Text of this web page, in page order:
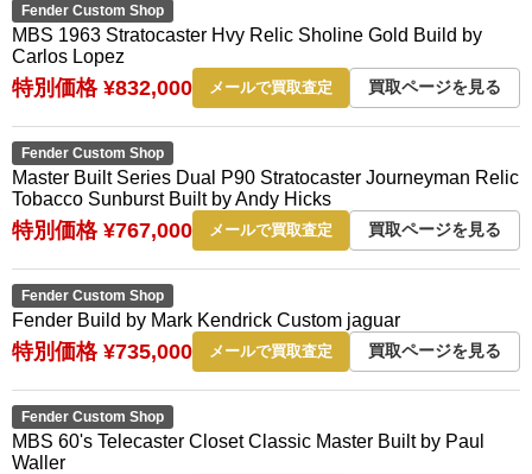
Fender Custom Shop
MBS 1963 Stratocaster Hvy Relic Sholine Gold Build by
Carlos Lopez
特別価格 ¥832,000 メールで買取査定 買取ページを見る
Fender Custom Shop
Master Built Series Dual P90 Stratocaster Journeyman Relic
Tobacco Sunburst Built by Andy Hicks
特別価格 ¥767,000 メールで買取査定 買取ページを見る
Fender Custom Shop
Fender Build by Mark Kendrick Custom jaguar
特別価格 ¥735,000 メールで買取査定 買取ページを見る
Fender Custom Shop
MBS 60's Telecaster Closet Classic Master Built by Paul
Waller